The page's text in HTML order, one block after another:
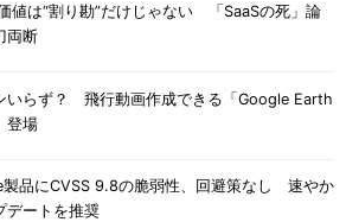
値は“割り勘”だけじゃない 「SaaSの死」論
両断
いらず？ 飛行動画作成できる「Google Earth
登場
製品にCVSS 9.8の脆弱性、回避策なし 速やか
デートを推奨